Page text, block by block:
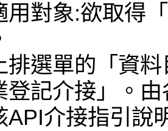
用對象:欲取得
排選單的「資
登記介接」。
API介接指引說